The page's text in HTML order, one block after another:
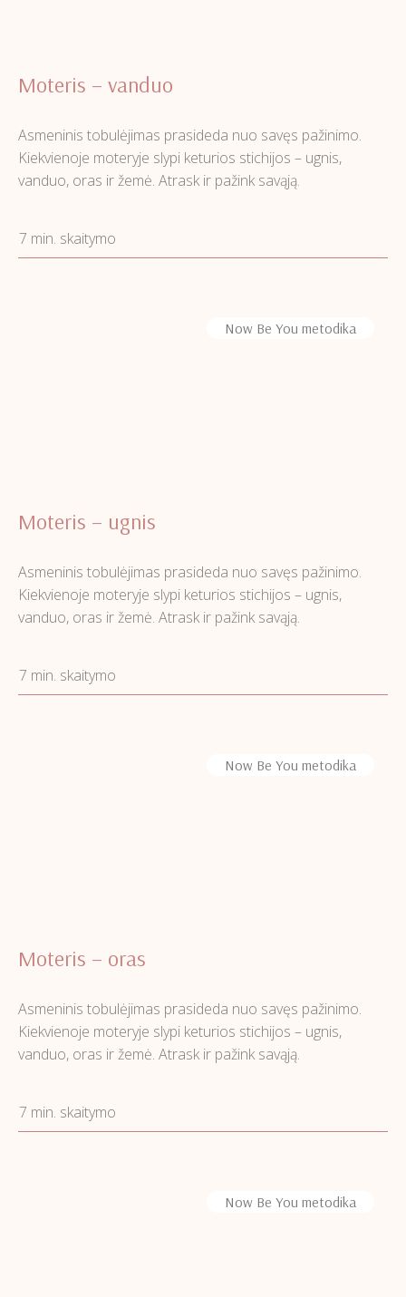
Moteris – vanduo
Asmeninis tobulėjimas prasideda nuo savęs pažinimo.
Kiekvienoje moteryje slypi keturios stichijos – ugnis,
vanduo, oras ir žemė. Atrask ir pažink savąją.
7 min. skaitymo
Now Be You metodika
Moteris – ugnis
Asmeninis tobulėjimas prasideda nuo savęs pažinimo.
Kiekvienoje moteryje slypi keturios stichijos – ugnis,
vanduo, oras ir žemė. Atrask ir pažink savąją.
7 min. skaitymo
Now Be You metodika
Moteris – oras
Asmeninis tobulėjimas prasideda nuo savęs pažinimo.
Kiekvienoje moteryje slypi keturios stichijos – ugnis,
vanduo, oras ir žemė. Atrask ir pažink savąją.
7 min. skaitymo
Now Be You metodika